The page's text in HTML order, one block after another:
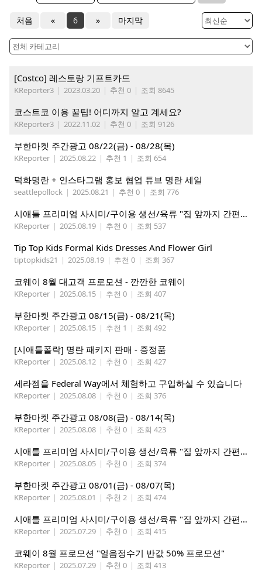
처음 « 6 » 마지막
[Costco] 레스토랑 기프트카드
KReporter3 | 2023.03.20 | 추천 0 | 조회 8645
코스트코 이용 꿀팁! 어디까지 알고 계세요?
KReporter3 | 2022.11.02 | 추천 0 | 조회 9126
부한마켓 주간광고 08/22(금) - 08/28(목)
KReporter | 2025.08.22 | 추천 1 | 조회 654
덕화명란 + 인스타그램 홍보 협업 튜브 명란 세일
seattlepollock | 2025.08.21 | 추천 0 | 조회 776
시애틀 프리미엄 사시미/구이용 생선/육류 "집 앞까지 간편하게" – 영오션샵닷컴
KReporter | 2025.08.19 | 추천 0 | 조회 537
Tip Top Kids Formal Kids Dresses And Flower Girl
tiptopkids21 | 2025.08.19 | 추천 0 | 조회 367
코웨이 8월 대고객 프로모션 - 깐깐한 코웨이
KReporter | 2025.08.15 | 추천 0 | 조회 407
부한마켓 주간광고 08/15(금) - 08/21(목)
KReporter | 2025.08.15 | 추천 1 | 조회 492
[시애틀폴락] 명란 패키지 판매 - 증정품
KReporter | 2025.08.12 | 추천 0 | 조회 427
세라젬을 Federal Way에서 체험하고 구입하실 수 있습니다
KReporter | 2025.08.08 | 추천 0 | 조회 376
부한마켓 주간광고 08/08(금) - 08/14(목)
KReporter | 2025.08.08 | 추천 0 | 조회 423
시애틀 프리미엄 사시미/구이용 생선/육류 "집 앞까지 간편하게" – 영오션닷컴
KReporter | 2025.08.05 | 추천 0 | 조회 374
부한마켓 주간광고 08/01(금) - 08/07(목)
KReporter | 2025.08.01 | 추천 2 | 조회 474
시애틀 프리미엄 사시미/구이용 생선/육류 "집 앞까지 간편하게" – 영오션닷컴
KReporter | 2025.07.29 | 추천 0 | 조회 415
코웨이 8월 프로모션 "얼음정수기 반값 50% 프로모션"
KReporter | 2025.07.29 | 추천 0 | 조회 413